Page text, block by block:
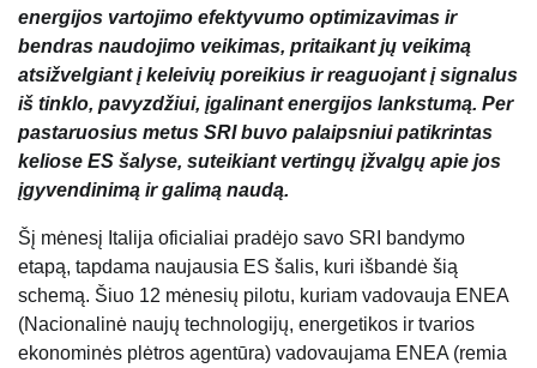
energijos vartojimo efektyvumo optimizavimas ir
bendras naudojimo veikimas, pritaikant jų veikimą
atsižvelgiant į keleivių poreikius ir reaguojant į signalus
iš tinklo, pavyzdžiui, įgalinant energijos lankstumą. Per
pastaruosius metus SRI buvo palaipsniui patikrintas
keliose ES šalyse, suteikiant vertingų įžvalgų apie jos
įgyvendinimą ir galimą naudą.
Šį mėnesį Italija oficialiai pradėjo savo SRI bandymo
etapą, tapdama naujausia ES šalis, kuri išbandė šią
schemą. Šiuo 12 mėnesių pilotu, kuriam vadovauja ENEA
(Nacionalinė naujų technologijų, energetikos ir tvarios
ekonominės plėtros agentūra) vadovaujama ENEA (remia